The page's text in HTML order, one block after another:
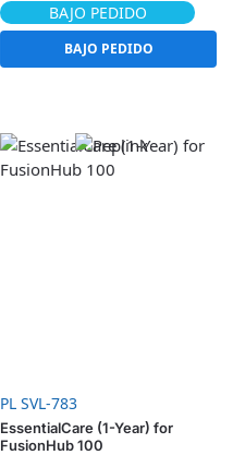
BAJO PEDIDO
BAJO PEDIDO
PL SVL-783
EssentialCare (1-Year) for
FusionHub 100